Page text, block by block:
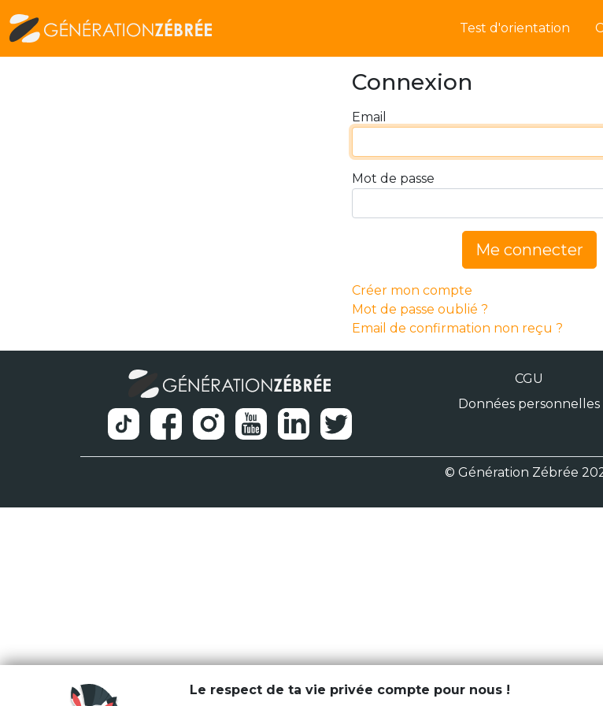
Test d'orientation
Connexion
Email
Mot de passe
Me connecter
Créer mon compte
Mot de passe oublié ?
Email de confirmation non reçu ?
CGU
Données personnelles
© Génération Zébrée
Le respect de ta vie privée compte pour nous !